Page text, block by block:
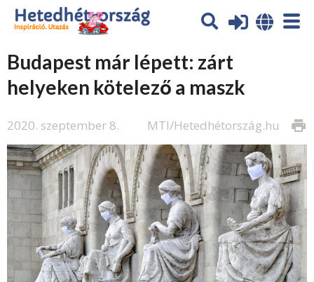
Budapest már lépett: zárt
helyeken kötelező a maszk
2020. szeptember 8. print
MTI/Hetedhétország.hu